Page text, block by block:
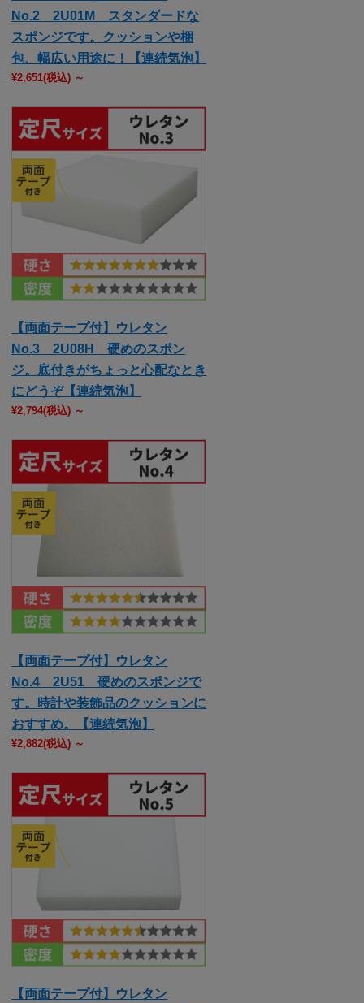
No.2 2U01M スタンダードな
スポンジです。クッションや梱
包、幅広い用途に！【連続気泡】
¥2,651(税込) ～
【両面テープ付】ウレタン
No.3 2U08H 硬めのスポン
ジ。底付きがちょっと心配なとき
にどうぞ【連続気泡】
¥2,794(税込) ～
【両面テープ付】ウレタン
No.4 2U51 硬めのスポンジで
す。時計や装飾品のクッションに
おすすめ。【連続気泡】
¥2,882(税込) ～
【両面テープ付】ウレタン